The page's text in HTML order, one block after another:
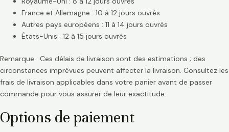
France et Allemagne : 10 à 12 jours ouvrés
Autres pays européens : 11 à 14 jours ouvrés
États-Unis : 12 à 15 jours ouvrés
Remarque : Ces délais de livraison sont des estimations ; des
circonstances imprévues peuvent affecter la livraison. Consultez les
frais de livraison applicables dans votre panier avant de passer
commande pour vous assurer de leur exactitude.
Options de paiement